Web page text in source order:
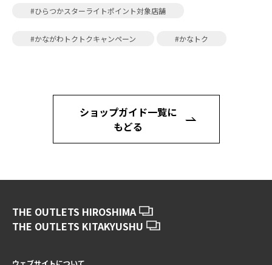
#ひらつかスターライトポイント対象店舗
#かながわトクトクキャンペーン #かなトク
ショップガイド一覧に
もどる
THE OUTLETS HIROSHIMA
THE OUTLETS KITAKYUSHU
ウェブサイトについて